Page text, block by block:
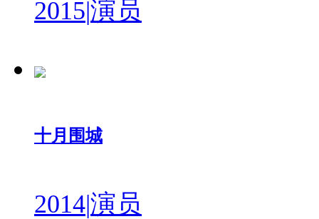
2015|演员
十月围城
2014|演员